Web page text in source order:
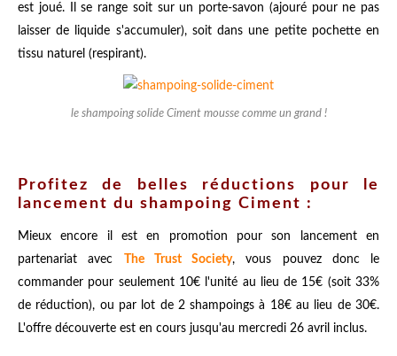
est joué. Il se range soit sur un porte-savon (ajouré pour ne pas
laisser de liquide s'accumuler), soit dans une petite pochette en
tissu naturel (respirant).
le shampoing solide Ciment mousse comme un grand !
Profitez de belles réductions pour le
lancement du shampoing Ciment :
Mieux encore il est en promotion pour son lancement en
partenariat avec
The Trust Society, vous pouvez donc le
commander pour seulement 10€ l'unité au lieu de 15€ (soit 33%
de réduction), ou par lot de 2 shampoings à 18€ au lieu de 30€.
L'offre découverte est en cours jusqu'au mercredi 26 avril inclus.